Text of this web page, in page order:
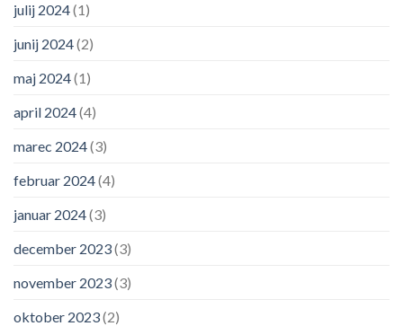
julij 2024(1)
junij 2024(2)
maj 2024(1)
april 2024(4)
marec 2024(3)
februar 2024(4)
januar 2024(3)
december 2023(3)
november 2023(3)
oktober 2023(2)